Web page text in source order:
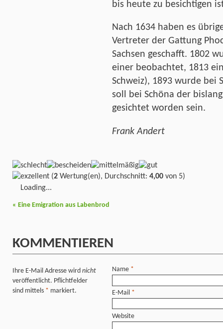
bis heute zu besichtigen
Nach 1634 haben es
Vertreter der Gattung
Sachsen geschafft. 1802
einer beobachtet, 1813
Schweiz), 1893 wurde bei
soll bei Schöna der
gesichtet worden sein.
Frank Andert
(2 Wertung(en), Durchschnitt: 4,00 von 5)
Loading...
« Eine Emigration aus Labenbrod
KOMMENTIEREN
Ihre E-Mail Adresse wird nicht
veröffentlicht. Pflichtfelder
sind mittels * markiert.
Name *
E-Mail *
Website